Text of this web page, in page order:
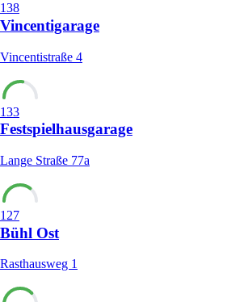
138
Vincentigarage
Vincentistraße 4
133
Festspielhausgarage
Lange Straße 77a
127
Bühl Ost
Rasthausweg 1